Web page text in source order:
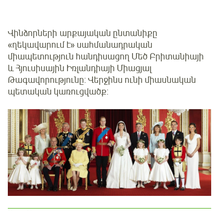
Վինձորների արքայական ընտանիքը
«ղեկավարում է» սահմանադրական
միապետություն հանդիսացող Մեծ Բրիտանիայի
և Հյուսիսային Իռլանդիայի Միացյալ
Թագավորությունը: Վերջինս ունի միասնական
պետական կառուցվածք: